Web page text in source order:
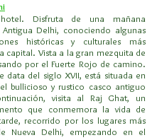
Disfruta de una mañana
Delhi, conociendo algunas
históricas y culturales más
capital. Vista a la gran mezquita de
por el Fuerte Rojo de camino.
data del siglo XVII, está situada en
bullicioso y rustico casco antiguo
visita al Raj Ghat, un
que conmemora la vida de
recorrido por los lugares más
Nueva Delhi, empezando en el